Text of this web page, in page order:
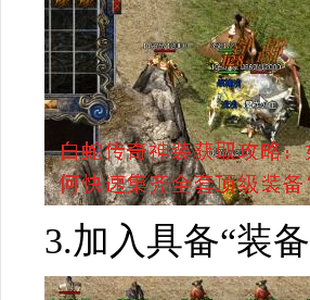
3.加入具备“装